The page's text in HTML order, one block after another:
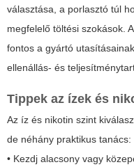
választása, a porlasztó túl
megfelelő töltési szokások. A
fontos a gyártó
ellenállás- és
Tippek az ízek és
Az íz és nikotin szint
de néhány praktikus tanács:
• Kezdj alacsony vagy